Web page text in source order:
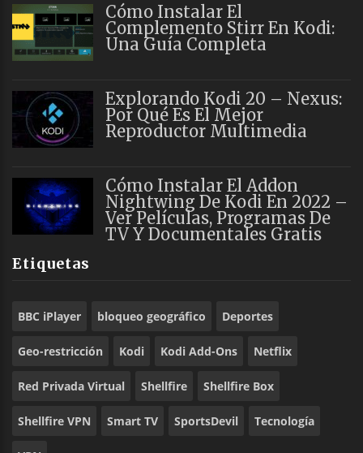
Cómo Instalar El
Complemento Stirr En Kodi:
Una Guía Completa
Explorando Kodi 20 – Nexus:
Por Qué Es El Mejor
Reproductor Multimedia
Cómo Instalar El Addon
Nightwing De Kodi En 2022 –
Ver Películas, Programas De
TV Y Documentales Gratis
Etiquetas
BBC iPlayer bloqueo geográfico Deportes
Geo-restricción Kodi Kodi Add-Ons Netflix
Red Privada Virtual Shellfire Shellfire Box
Shellfire VPN Smart TV SportsDevil Tecnología